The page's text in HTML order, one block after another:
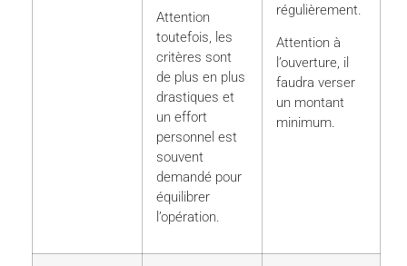
Attention
toutefois, les
critères sont
de plus en plus
drastiques et
un effort
personnel est
souvent
demandé pour
équilibrer
l’opération.
régulièrement.
Attention à
l’ouverture, il
faudra verser
un montant
minimum.